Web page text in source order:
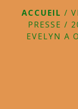
ACCUEIL /
PRESSE /
EVELYN A